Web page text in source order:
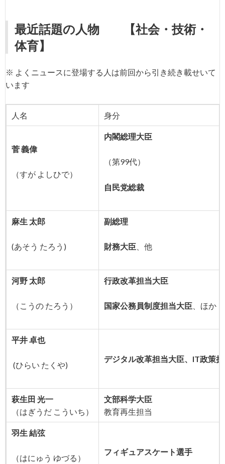
最近話題の人物
【社会・技術・
体育】
※ よくニュースに登場する人は前回から引き続き載せいて
います
人名 身分
菅 義偉
（すが よしひで）
内閣総理大臣
（第99代）
自民党総裁
麻生 太郎
(あそう たろう)
副総理
財務大臣 、他
河野 太郎
（こうの たろう）
行政改革担当大臣
国家公務員制度担当大臣 、ほか
平井 卓也
(ひらい たくや)
デジタル改革担当大臣、IT政策
萩生田 光一
（はぎうだ こういち）
文部科学大臣
教育再生担当
羽生 結弦
（はにゅう ゆづる）
フィギュアスケート選手